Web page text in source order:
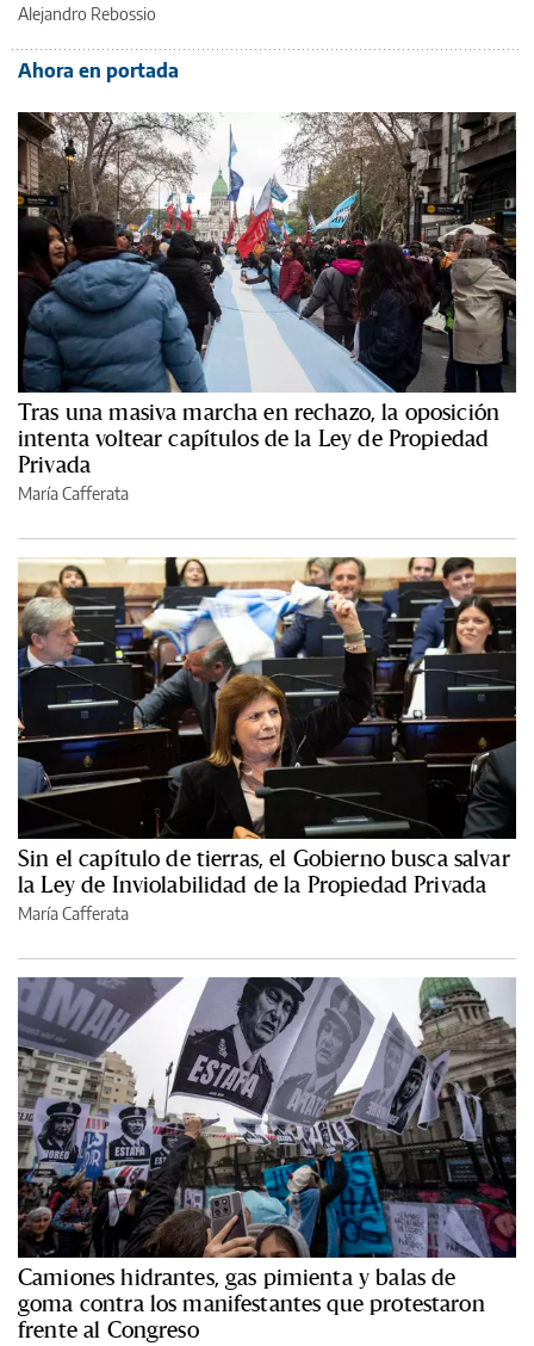
Alejandro Rebossio
Ahora en portada
Tras una masiva marcha en rechazo, la oposición
intenta voltear capítulos de la Ley de Propiedad
Privada
María Cafferata
Sin el capítulo de tierras, el Gobierno busca salvar
la Ley de Inviolabilidad de la Propiedad Privada
María Cafferata
Camiones hidrantes, gas pimienta y balas de
goma contra los manifestantes que protestaron
frente al Congreso